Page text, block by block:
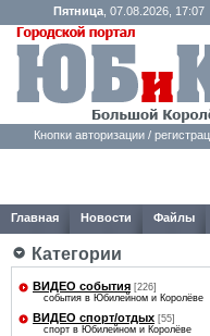
Пятница, 07.08.2026, 17:07
Кнопки авторизации /
Главная Новости Файлы
Категории
ВИДЕО события [226]
события в Юбилейном и Королёве
ВИДЕО спорт/отдых [55]
спорт в Юбилейном и Королёве